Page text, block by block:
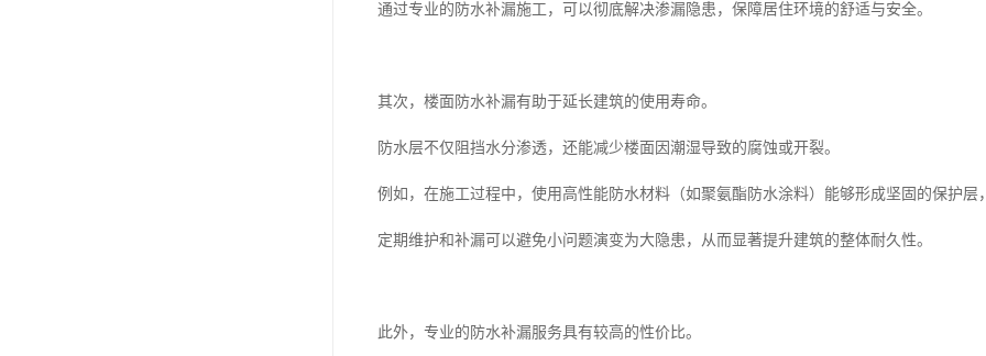
通过专业的防水补漏施工，可以彻底解决渗漏隐患，保障居住环境的舒适与安全。
其次，楼面防水补漏有助于延长建筑的使用寿命。
防水层不仅阻挡水分渗透，还能减少楼面因潮湿导致的腐蚀或开裂。
例如，在施工过程中，使用高性能防水材料（如聚氨酯防水涂料）能够形成坚固的保护层
定期维护和补漏可以避免小问题演变为大隐患，从而显著提升建筑的整体耐久性。
此外，专业的防水补漏服务具有较高的性价比。